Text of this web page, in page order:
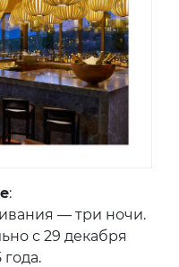
:
— три ночи.
с 29 декабря
года.